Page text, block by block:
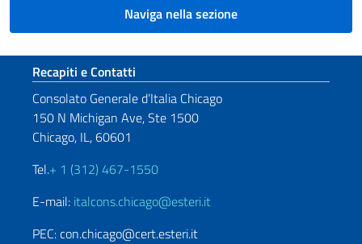
Naviga nella sezione
Sezione footer
Recapiti e Contatti
Consolato Generale d’Italia Chicago
150 N Michigan Ave, Ste 1500
Chicago, IL, 60601
Tel.+ 1 (312) 467-1550
E-mail: italcons.chicago@esteri.it
PEC: con.chicago@cert.esteri.it